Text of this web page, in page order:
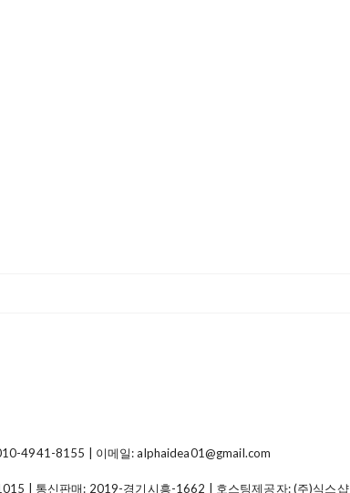
4941-8155 | 이메일: alphaidea01@gmail.com
| 통신판매: 2019-경기시흥-1662 | 호스팅제공자: (주)식스샵